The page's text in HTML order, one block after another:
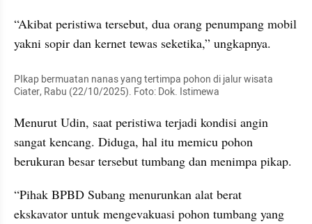
“Akibat peristiwa tersebut, dua orang penumpang mobil
yakni sopir dan kernet tewas seketika,” ungkapnya.
PIkap bermuatan nanas yang tertimpa pohon di jalur wisata
Ciater, Rabu (22/10/2025). Foto: Dok. Istimewa
Menurut Udin, saat peristiwa terjadi kondisi angin
sangat kencang. Diduga, hal itu memicu pohon
berukuran besar tersebut tumbang dan menimpa pikap.
“Pihak BPBD Subang menurunkan alat berat
ekskavator untuk mengevakuasi pohon tumbang yang